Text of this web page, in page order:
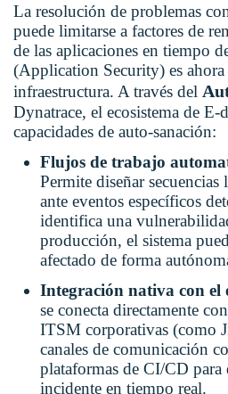
La resolución de problemas
puede limitarse a factores de
de las aplicaciones en tiempo
(Application Security) es
infraestructura. A través del
Dynatrace, el ecosistema de
capacidades de auto-sanación:
Flujos de trabajo
Permite diseñar secuencias
ante eventos específicos
identifica una
producción, el sistema
afectado de forma
Integración nativa con el
se conecta directamente
ITSM corporativas (como
canales de comunicación
plataformas de CI/CD para
incidente en tiempo real.